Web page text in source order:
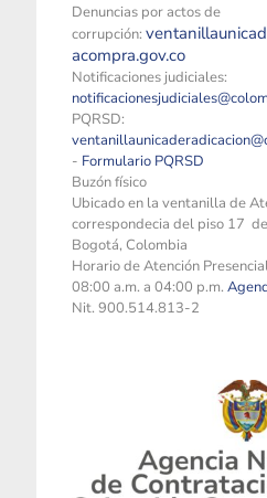
Denuncias por actos de
corrupción:
acompra.gov.co
Notificaciones judiciales:
PQRSD:
- Formulario PQRSD
Buzón físico
Ubicado en la ventanilla de
correspondecia del piso 17
Bogotá, Colombia
Horario de Atención
08:00 a.m. a 04:00 p.m.
Nit. 900.514.813-2